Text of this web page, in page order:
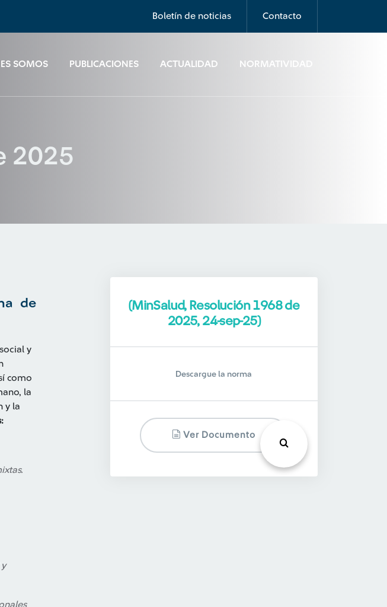
Boletín de noticias Contacto
SOMOS PUBLICACIONES ACTUALIDAD NORMATIVIDAD
2025
de
y
como
la
y la
(MinSalud, Resolución 1968 de
2025, 24-sep-25)
Descargue la norma
Ver Documento